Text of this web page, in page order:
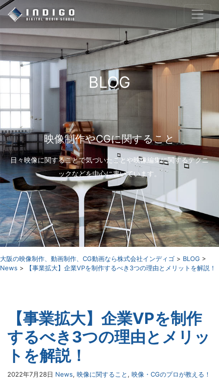
BLOG
映像制作やCGに関すること
日々映像に関することで気づいたことや映像編集に関するテクニ
ックなどを中心に書いています。
⼤阪の映像制作、動画制作、CG動画なら株式会社インディゴ > BLOG >
News > 【事業拡大】企業VPを制作するべき3つの理由とメリットを解説！
【事業拡大】企業VPを制作
するべき3つの理由とメリッ
トを解説！
2022年7月28日 News, 映像に関すること , 映像・CGのプロが教える！